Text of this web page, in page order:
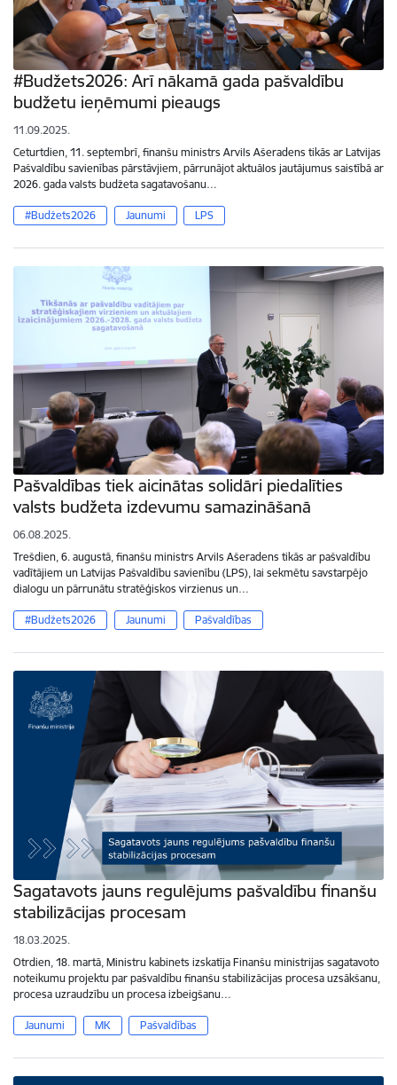
#Budžets2026: Arī nākamā gada pašvaldību
budžetu ieņēmumi pieaugs
11.09.2025.
Ceturtdien, 11. septembrī, finanšu ministrs Arvils Ašeradens tikās ar Latvijas
Pašvaldību savienības pārstāvjiem, pārrunājot aktuālos jautājumus saistībā ar
2026. gada valsts budžeta sagatavošanu…
#Budžets2026 Jaunumi LPS
Pašvaldības tiek aicinātas solidāri piedalīties
valsts budžeta izdevumu samazināšanā
06.08.2025.
Trešdien, 6. augustā, finanšu ministrs Arvils Ašeradens tikās ar pašvaldību
vadītājiem un Latvijas Pašvaldību savienību (LPS), lai sekmētu savstarpējo
dialogu un pārrunātu stratēģiskos virzienus un…
#Budžets2026 Jaunumi Pašvaldības
Sagatavots jauns regulējums pašvaldību finanšu
stabilizācijas procesam
18.03.2025.
Otrdien, 18. martā, Ministru kabinets izskatīja Finanšu ministrijas sagatavoto
noteikumu projektu par pašvaldību finanšu stabilizācijas procesa uzsākšanu,
procesa uzraudzību un procesa izbeigšanu…
Jaunumi MK Pašvaldības